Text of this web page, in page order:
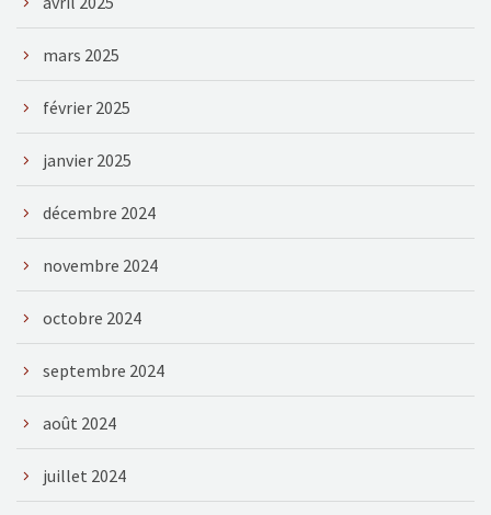
mars 2025
février 2025
janvier 2025
décembre 2024
novembre 2024
octobre 2024
septembre 2024
août 2024
juillet 2024